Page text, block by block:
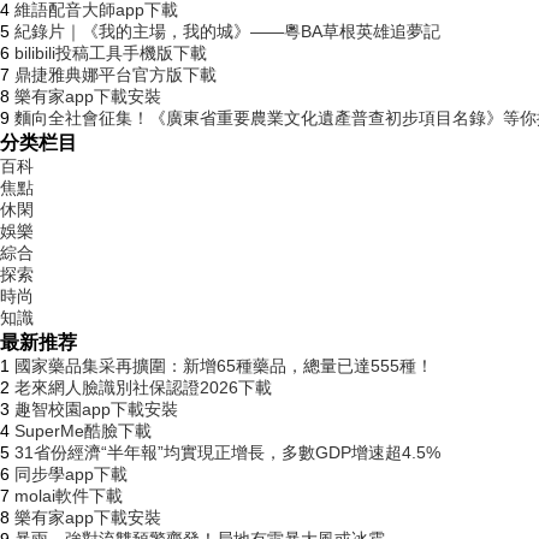
4 維語配音大師app下載
5 紀錄片｜《我的主場，我的城》——粵BA草根英雄追夢記
6 bilibili投稿工具手機版下載
7 鼎捷雅典娜平台官方版下載
8 樂有家app下載安裝
9 麵向全社會征集！《廣東省重要農業文化遺產普查初步項目名錄》等
分类栏目
百科
焦點
休閑
娛樂
綜合
探索
時尚
知識
最新推荐
1 國家藥品集采再擴圍：新增65種藥品，總量已達555種！
2 老來網人臉識別社保認證2026下載
3 趣智校園app下載安裝
4 SuperMe酷臉下載
5 31省份經濟“半年報”均實現正增長，多數GDP增速超4.5%
6 同步學app下載
7 molai軟件下載
8 樂有家app下載安裝